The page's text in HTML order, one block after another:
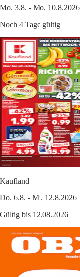
Mo. 3.8. - Mo. 10.8.2026
Noch 4 Tage gültig
Kaufland
Do. 6.8. - Mi. 12.8.2026
Gültig bis 12.08.2026